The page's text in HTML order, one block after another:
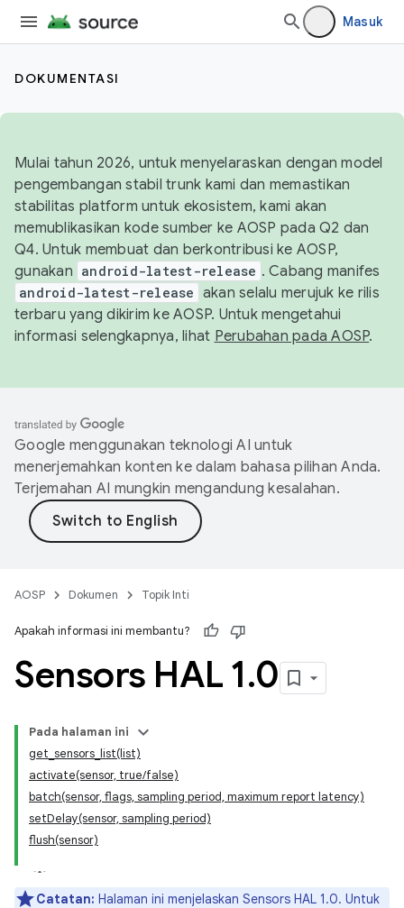
Masuk
DOKUMENTASI
Mulai tahun 2026, untuk menyelaraskan dengan model
pengembangan stabil trunk kami dan memastikan
stabilitas platform untuk ekosistem, kami akan
memublikasikan kode sumber ke AOSP pada Q2 dan
Q4. Untuk membuat dan berkontribusi ke AOSP,
gunakan android-latest-release . Cabang manifes
android-latest-release akan selalu merujuk ke rilis
terbaru yang dikirim ke AOSP. Untuk mengetahui
informasi selengkapnya, lihat Perubahan pada AOSP.
Google menggunakan teknologi AI untuk
menerjemahkan konten ke dalam bahasa pilihan Anda.
Terjemahan AI mungkin mengandung kesalahan.
AOSP Dokumen Topik Inti
Apakah informasi ini membantu?
Sensors HAL 1.0
Pada halaman ini
get_sensors_list(list)
activate(sensor, true/false)
batch(sensor, flags, sampling period, maximum report latency)
setDelay(sensor, sampling period)
flush(sensor)
Catatan: Halaman ini menjelaskan Sensors HAL 1.0. Untuk